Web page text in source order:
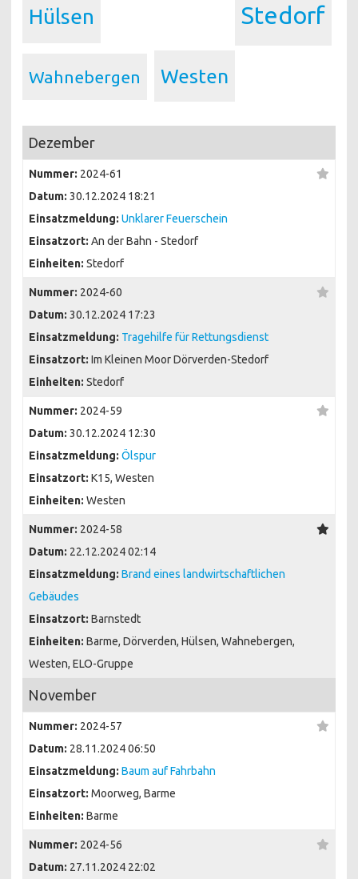
Hülsen Stedorf
Wahnebergen Westen
Dezember
Nummer: 2024-61
Datum: 30.12.2024 18:21
Einsatzmeldung: Unklarer Feuerschein
Einsatzort: An der Bahn - Stedorf
Einheiten: Stedorf
Nummer: 2024-60
Datum: 30.12.2024 17:23
Einsatzmeldung: Tragehilfe für Rettungsdienst
Einsatzort: Im Kleinen Moor Dörverden-Stedorf
Einheiten: Stedorf
Nummer: 2024-59
Datum: 30.12.2024 12:30
Einsatzmeldung: Ölspur
Einsatzort: K15, Westen
Einheiten: Westen
Nummer: 2024-58
Datum: 22.12.2024 02:14
Einsatzmeldung: Brand eines landwirtschaftlichen
Gebäudes
Einsatzort: Barnstedt
Einheiten: Barme, Dörverden, Hülsen, Wahnebergen,
Westen, ELO-Gruppe
November
Nummer: 2024-57
Datum: 28.11.2024 06:50
Einsatzmeldung: Baum auf Fahrbahn
Einsatzort: Moorweg, Barme
Einheiten: Barme
Nummer: 2024-56
Datum: 27.11.2024 22:02